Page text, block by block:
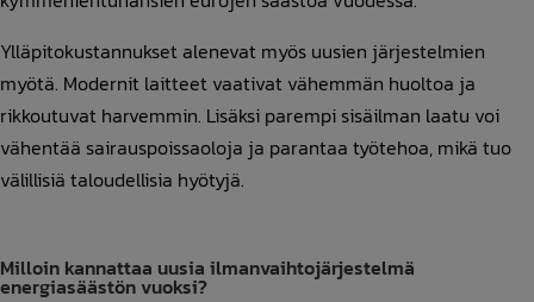
Ylläpitokustannukset alenevat myös uusien järjestelmien
myötä. Modernit laitteet vaativat vähemmän huoltoa ja
rikkoutuvat harvemmin. Lisäksi parempi sisäilman laatu voi
vähentää sairauspoissaoloja ja parantaa työtehoa, mikä tuo
välillisiä taloudellisia hyötyjä.
Milloin kannattaa uusia ilmanvaihtojärjestelmä
energiasäästön vuoksi?